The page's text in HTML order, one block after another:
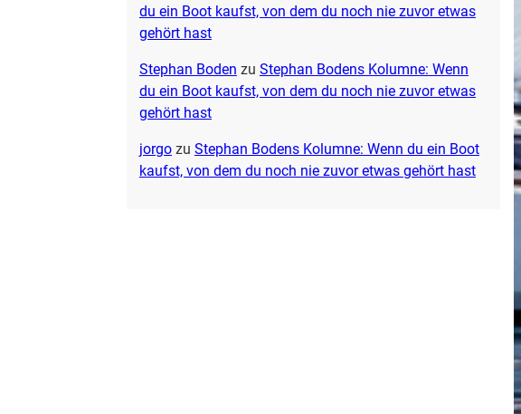
du ein Boot kaufst, von dem du noch nie zuvor etwas
gehört hast
Stephan Boden zu Stephan Bodens Kolumne: Wenn
du ein Boot kaufst, von dem du noch nie zuvor etwas
gehört hast
jorgozu Stephan Bodens Kolumne: Wenn du ein Boot
kaufst, von dem du noch nie zuvor etwas gehört hast